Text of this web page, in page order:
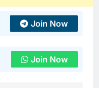
Join Now
Join Now